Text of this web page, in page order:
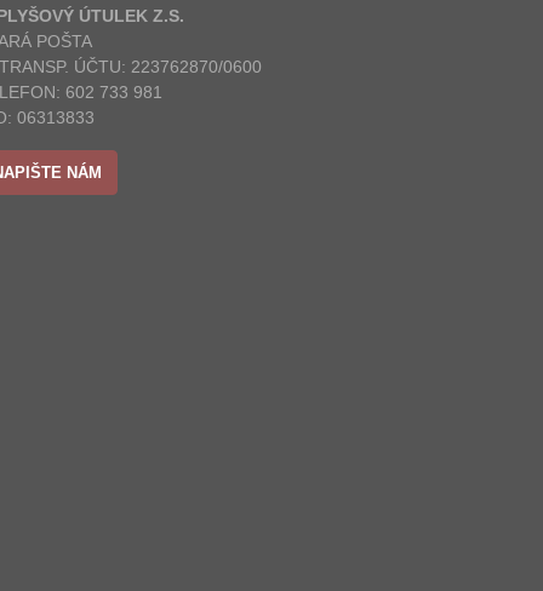
ÚTULEK Z.S.
POŠTA
ÚČTU: 223762870/0600
602 733 981
06313833
NÁM